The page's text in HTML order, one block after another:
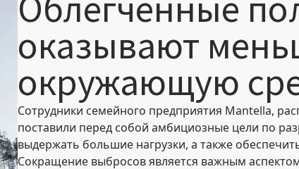
Облегчённые
оказывают
окружающую
Сотрудники семейного предприятия Mantella,
поставили перед собой амбициозные цели по
выдержать большие нагрузки, а также
Сокращение выбросов является важным